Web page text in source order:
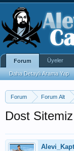
Forum Forum Alt
Dost
Forum
Daha Detaylı Arama Yap
Üyeler